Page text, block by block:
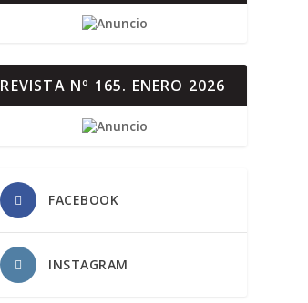
REVISTA Nº 165. ENERO 2026
FACEBOOK
INSTAGRAM